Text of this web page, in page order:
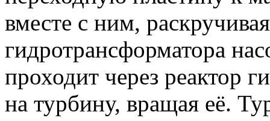
вместе с ним,
гидротрансформатора
проходит через реактор
на турбину, вращая её.